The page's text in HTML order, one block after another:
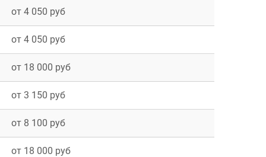
от 4 050 руб
от 4 050 руб
от 18 000 руб
от 3 150 руб
от 8 100 руб
от 18 000 руб